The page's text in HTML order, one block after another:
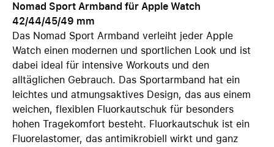
Nomad Sport Armband für Apple Watch
42/44/45/49 mm
Das Nomad Sport Armband verleiht jeder Apple
Watch einen modernen und sportlichen Look und ist
dabei ideal für intensive Workouts und den
alltäglichen Gebrauch. Das Sportarmband hat ein
leichtes und atmungsaktives Design, das aus einem
weichen, flexiblen Fluorkautschuk für besonders
hohen Tragekomfort besteht. Fluorkautschuk ist ein
Fluorelastomer, das antimikrobiell wirkt und ganz